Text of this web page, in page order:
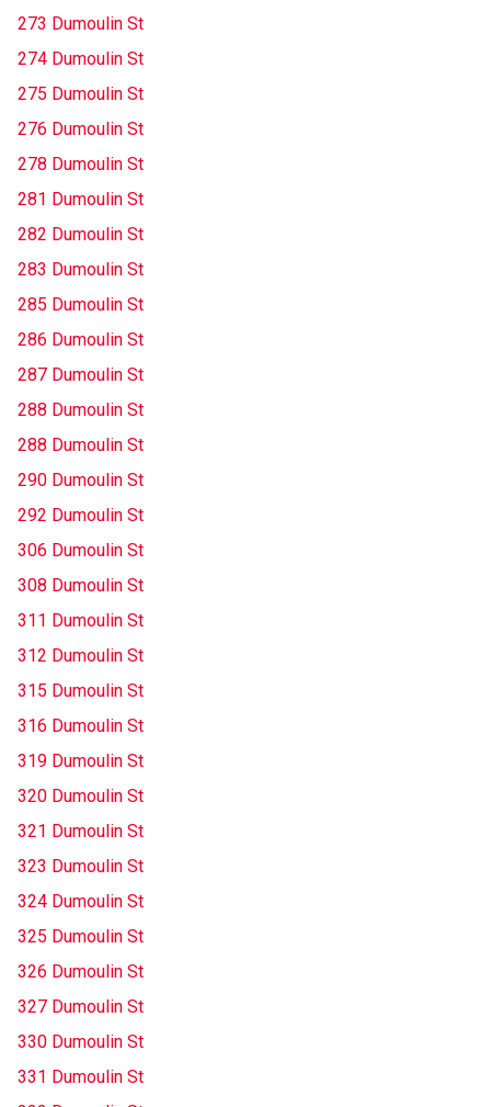
273 Dumoulin St
274 Dumoulin St
275 Dumoulin St
276 Dumoulin St
278 Dumoulin St
281 Dumoulin St
282 Dumoulin St
283 Dumoulin St
285 Dumoulin St
286 Dumoulin St
287 Dumoulin St
288 Dumoulin St
288 Dumoulin St
290 Dumoulin St
292 Dumoulin St
306 Dumoulin St
308 Dumoulin St
311 Dumoulin St
312 Dumoulin St
315 Dumoulin St
316 Dumoulin St
319 Dumoulin St
320 Dumoulin St
321 Dumoulin St
323 Dumoulin St
324 Dumoulin St
325 Dumoulin St
326 Dumoulin St
327 Dumoulin St
330 Dumoulin St
331 Dumoulin St